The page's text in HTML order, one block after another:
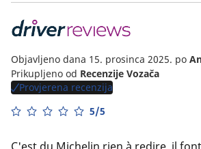
Objavljeno dana 15. prosinca 2025. po
Prikupljeno od Recenzije Vozača
Provjerena recenzija
5/5